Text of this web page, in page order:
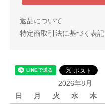
返品について
特定商取引法に基づく表記
2026年8月
日
月 火 水 木